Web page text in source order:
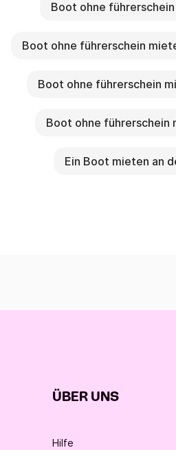
Boot ohne
Boot ohne führerschein
Boot ohne führerschein
Boot ohne führerschein
Ein Boot mieten an
ÜBER UNS
Hilfe